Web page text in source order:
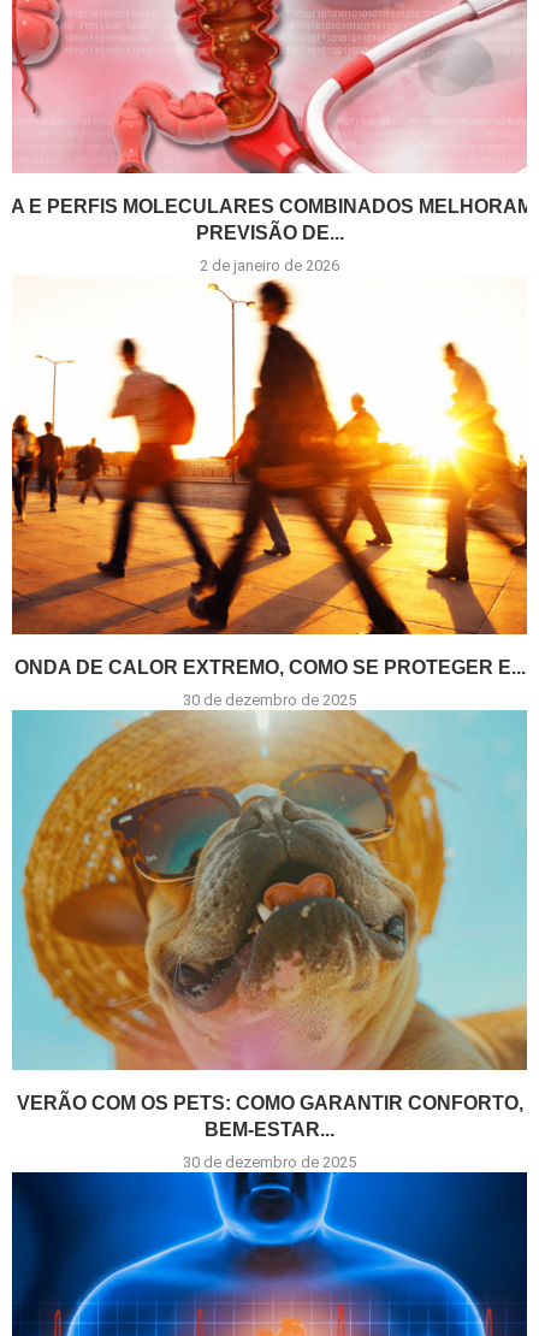
IA E PERFIS MOLECULARES COMBINADOS MELHORAM
PREVISÃO DE...
2 de janeiro de 2026
ONDA DE CALOR EXTREMO, COMO SE PROTEGER E...
30 de dezembro de 2025
VERÃO COM OS PETS: COMO GARANTIR CONFORTO,
BEM-ESTAR...
30 de dezembro de 2025